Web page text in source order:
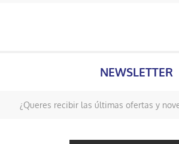
NEWSLETTER
¿Queres recibir las últimas ofertas y